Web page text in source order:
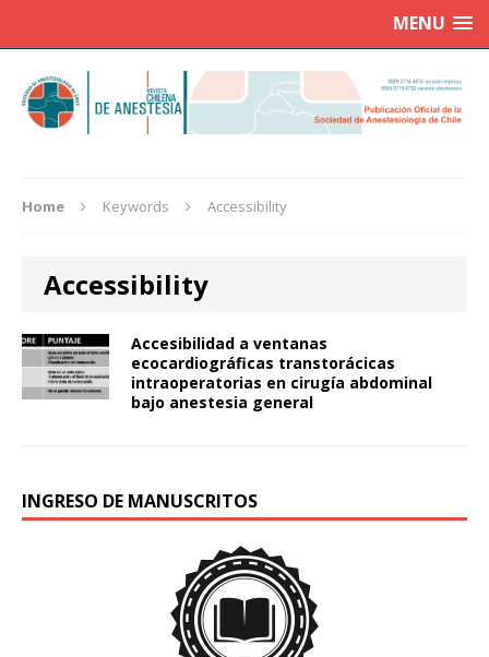
MENU
Home Keywords Accessibility
Accessibility
Accesibilidad a ventanas
ecocardiográficas transtorácicas
intraoperatorias en cirugía abdominal
bajo anestesia general
INGRESO DE MANUSCRITOS